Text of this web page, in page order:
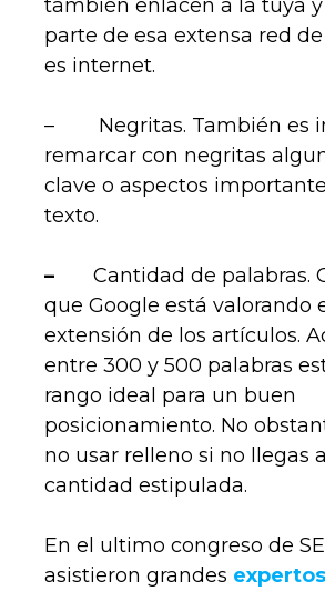
también enlacen a la tuya
parte de esa extensa red
es internet.
– Negritas. También es
remarcar con negritas
clave o aspectos
texto.
– Cantidad de palabras.
que Google está valorando
extensión de los artículos.
entre 300 y 500 palabras
rango ideal para un buen
posicionamiento. No
no usar relleno si no llegas
cantidad estipulada.
En el ultimo congreso de
asistieron grandes